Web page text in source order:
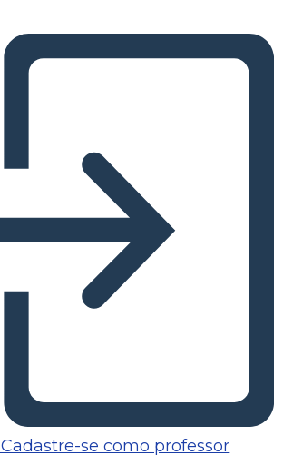
Cadastre-se como professor